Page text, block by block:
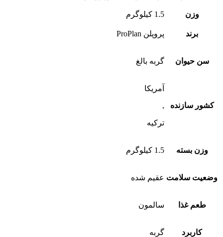
وزن 1.5 کیلوگرم
برند پروپلن ProPlan
سن حیوان گربه بالغ
کشور سازنده
آمریکا
,
ترکیه
وزن بسته 1.5 کیلوگرم
وضعیت سلامت عقیم شده
طعم غذا سالمون
کاربرد گربه